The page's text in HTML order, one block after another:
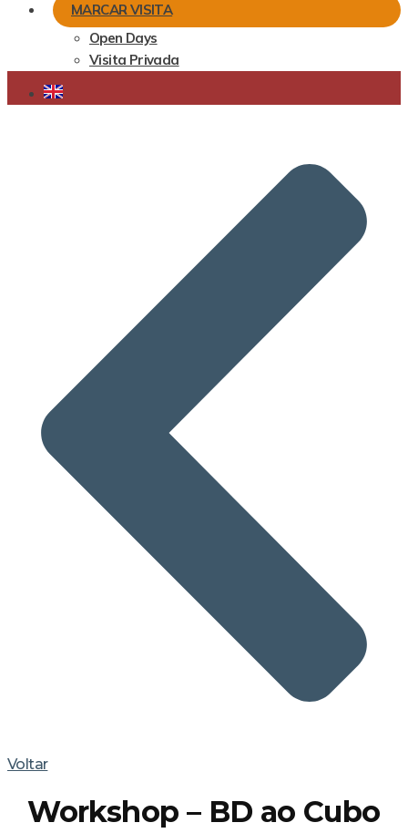
MARCAR VISITA
Open Days
Visita Privada
Voltar
Workshop – BD ao Cubo